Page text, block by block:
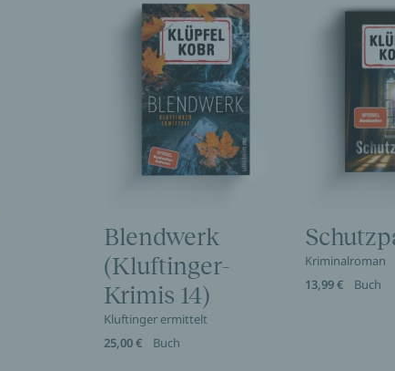
Blendwerk
(Kluftinger-
Krimis 14)
Kluftinger ermittelt
25,00 €
Buch
Kriminalroman
13,99 €
Buch